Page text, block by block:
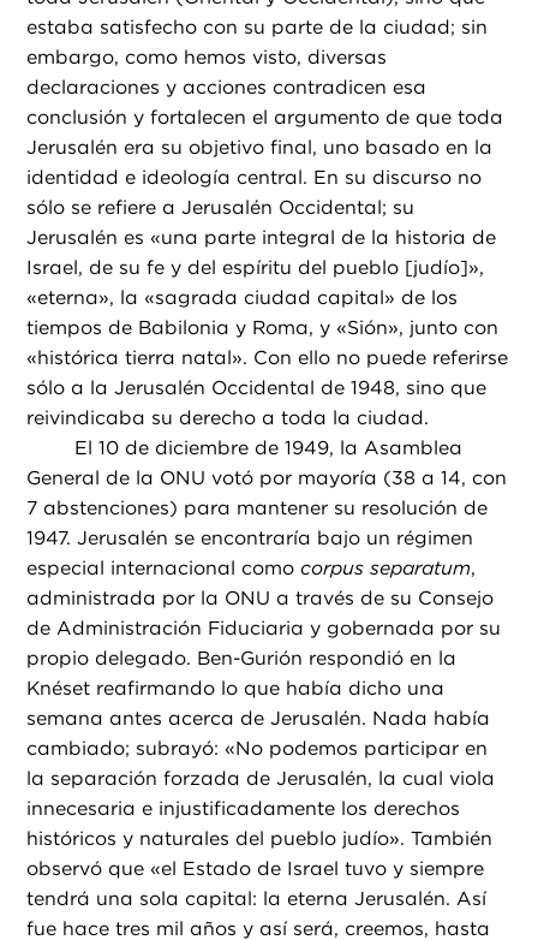
estaba satisfecho con su parte de la ciudad; sin
embargo, como hemos visto, diversas
declaraciones y acciones contradicen esa
conclusión y fortalecen el argumento de que toda
Jerusalén era su objetivo final, uno basado en la
identidad e ideología central. En su discurso no
sólo se refiere a Jerusalén Occidental; su
Jerusalén es «una parte integral de la historia de
Israel, de su fe y del espíritu del pueblo [judío]»,
«eterna», la «sagrada ciudad capital» de los
tiempos de Babilonia y Roma, y «Sión», junto con
«histórica tierra natal». Con ello no puede referirse
sólo a la Jerusalén Occidental de 1948, sino que
reivindicaba su derecho a toda la ciudad.
El 10 de diciembre de 1949, la Asamblea
General de la ONU votó por mayoría (38 a 14, con
7 abstenciones) para mantener su resolución de
1947. Jerusalén se encontraría bajo un régimen
especial internacional comocorpus separatum,
administrada por la ONU a través de su Consejo
de Administración Fiduciaria y gobernada por su
propio delegado. Ben-Gurión respondió en la
Knéset reafirmando lo que había dicho una
semana antes acerca de Jerusalén. Nada había
cambiado; subrayó: «No podemos participar en
la separación forzada de Jerusalén, la cual viola
innecesaria e injustificadamente los derechos
históricos y naturales del pueblo judío». También
observó que «el Estado de Israel tuvo y siempre
tendrá una sola capital: la eterna Jerusalén. Así
fue hace tres mil años y así será, creemos, hasta